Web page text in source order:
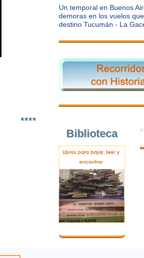
****
Un temporal en Buenos
demoras en los vuelos
destino Tucumán - La
Biblioteca